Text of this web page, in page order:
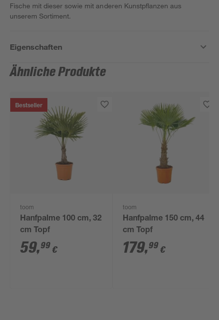
Fische mit dieser sowie mit anderen Kunstpflanzen aus
unserem Sortiment.
Eigenschaften
Ähnliche Produkte
Bestseller
toom
Hanfpalme 100 cm, 32
cm Topf
59,99 €
toom
Hanfpalme 150 cm, 44
cm Topf
179,99 €